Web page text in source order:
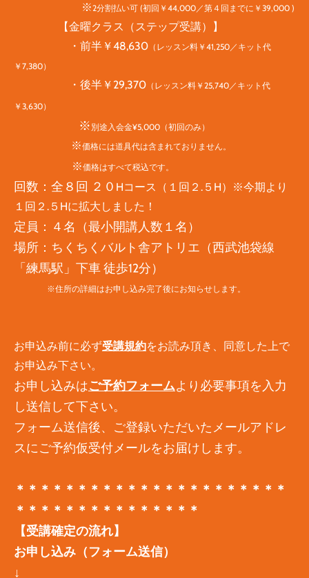
※2分割払い可 (初回￥44,000／第４回までに￥39,000 )
【金曜クラス（ステップ受講）】
・前半￥48,630 （レッスン料￥41,250／キット代
￥7,380）
・後半￥29,370 （レッスン料￥25,740／キット代
￥3,630）
※ 別途入会金¥5,000（初回のみ）
※価格には道具代は含まれておりません。
※価格はすべて税込です。
回数：全８回 ２０ Hコース（１回２.５H）※今期より
１回２.５Hに拡大しました！
定員：４名（最小開講人数１名）
場所： ちくちくバルト舎アトリエ（西武池袋線
「練馬駅」下車 徒歩12分）
※住所の詳細はお申し込み完了後にお知らせします。
お申込み前に必ず受講規約をお読み頂き、同意した上で
お申込み下さい。
お申し込みはご予約フォームより必要事項を入力
し送信して下さい。
フォーム送信後、ご登録いただいたメールアドレ
スにご予約仮受付メールをお届けします。
＊＊＊＊＊＊＊＊＊＊＊＊＊＊＊＊＊＊＊＊＊＊
＊＊＊＊＊＊＊＊＊＊＊＊＊＊＊
【受講確定の流れ】
お申し込み（フォーム送信）
↓